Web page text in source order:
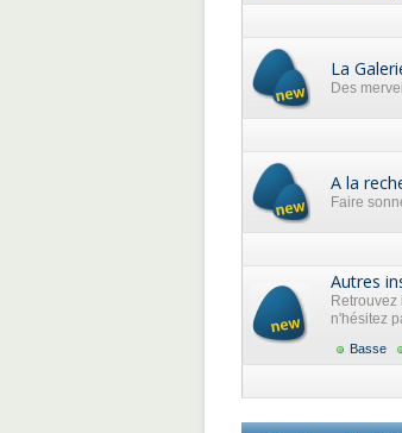
La
Des
A la
Faire
Autres
Retrouvez
n'hésitez
Basse